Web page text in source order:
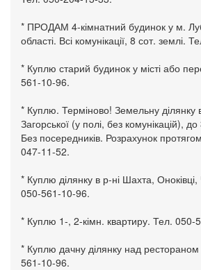
* ПРОДАМ 4-кімнатний будинок у м.
області. Всі комунікації, 8 сот. землі.
* Куплю старий будинок у місті або
561-10-96.
* Куплю. Терміново! Земельну ділянку в
Загорської (у полі, без комунікацій),
Без посередників. Розрахунок
047-11-52.
* Куплю ділянку в р-ні Шахта,
050-561-10-96.
* Куплю 1-, 2-кімн. квартиру. Тел. 050-
* Куплю дачну ділянку над рестораном
561-10-96.